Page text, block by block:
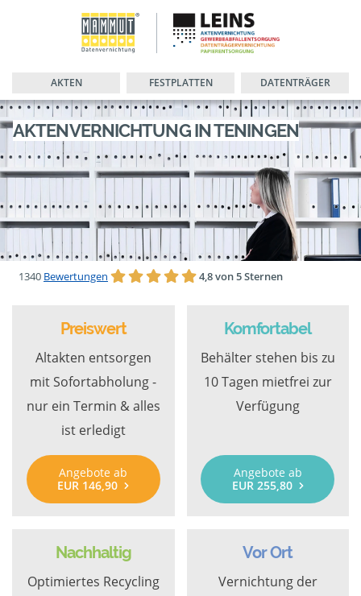
AKTEN FESTPLATTEN DATENTRÄGER
AKTENVERNICHTUNG IN TENINGEN
1340 Bewertungen 4,8 von 5 Sternen
Preiswert
Altakten entsorgen
mit Sofortabholung -
nur ein Termin & alles
ist erledigt
Angebote ab
EUR 146,90
Komfortabel
Behälter stehen bis zu
10 Tagen mietfrei zur
Verfügung
Angebote ab
EUR 255,80
Nachhaltig
Optimiertes Recycling
Vor Ort
Vernichtung der